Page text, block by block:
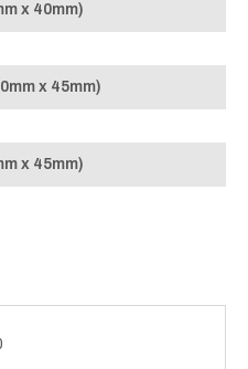
x 40mm)
x 45mm)
x 45mm)